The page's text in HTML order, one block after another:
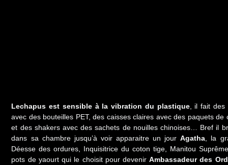
Lechapus est sensible à la vibration du plastique, il fait des
avec des bouteilles PET, des caisses claires avec des paquets de
et des shakers avec des sachets de nouilles chinoises… Bref il
dans sa chambre jusqu’à voir apparaitre un jour Agatha , la
Déesse des ordures, Inquisitrice du coton tige, Manitou
pots de yaourt qui le choisit pour devenirAmbassadeur des